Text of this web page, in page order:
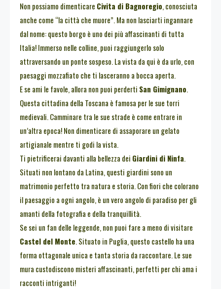
Non possiamo dimenticare Civita di Bagnoregio, conosciuta
anche come “la città che muore”. Ma non lasciarti ingannare
dal nome: questo borgo è uno dei più affascinanti di tutta
Italia! Immerso nelle colline, puoi raggiungerlo solo
attraversando un ponte sospeso. La vista da qui è da urlo, con
paesaggi mozzafiato che ti lasceranno a bocca aperta.
E se ami le favole, allora non puoi perderti San Gimignano.
Questa cittadina della Toscana è famosa per le sue torri
medievali. Camminare tra le sue strade è come entrare in
un’altra epoca! Non dimenticare di assaporare un gelato
artigianale mentre ti godi la vista.
Ti pietrificerai davanti alla bellezza dei Giardini di Ninfa.
Situati non lontano da Latina, questi giardini sono un
matrimonio perfetto tra natura e storia. Con fiori che colorano
il paesaggio a ogni angolo, è un vero angolo di paradiso per gli
amanti della fotografia e della tranquillità.
Se sei un fan delle leggende, non puoi fare a meno di visitare
Castel del Monte. Situato in Puglia, questo castello ha una
forma ottagonale unica e tanta storia da raccontare. Le sue
mura custodiscono misteri affascinanti, perfetti per chi ama i
racconti intriganti!